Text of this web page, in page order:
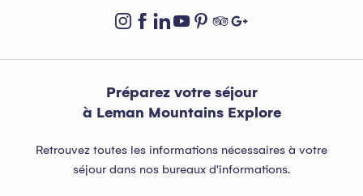
Préparez votre séjour
à Leman Mountains Explore
Retrouvez toutes les informations nécessaires à votre
séjour dans nos bureaux d'informations.